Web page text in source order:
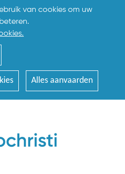
van cookies om uw
Alles aanvaarden